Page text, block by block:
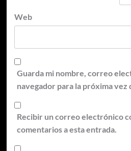
Web
Guarda mi nombre, correo
navegador para la próxima vez
Recibir un correo electrónico
comentarios a esta entrada.